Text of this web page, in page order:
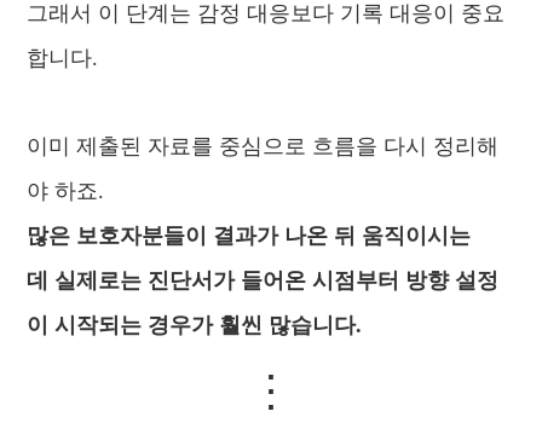
그래서 이 단계는 감정 대응보다 기록 대응이 중요
합니다.
이미 제출된 자료를 중심으로 흐름을 다시 정리해
야 하죠.
많은 보호자분들이 결과가 나온 뒤 움직이시는
데 실제로는 진단서가 들어온 시점부터 방향 설정
이 시작되는 경우가 훨씬 많습니다.
⋮